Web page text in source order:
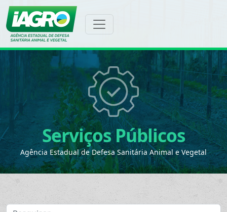
Serviços Públicos
Agência Estadual de Defesa Sanitária Animal e Vegetal